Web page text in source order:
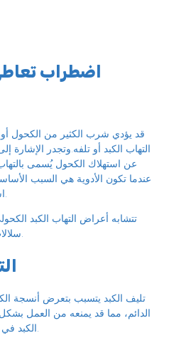
اضطراب
قد يؤدي شرب الكثير من الكحول
التهاب الكبد أو تلفه.وتجدر الإشارة
عن استهلاك الكحول يُسمى
عندما تكون الأدوية هي السبب
اسم التهاب الكبد السام.
تتشابه أعراض التهاب الكبد
سلالات التهاب الكبد الأخرى.
تليف الكبد يتسبب بتعرض أنسجة
الدائم، مما قد يمنعه من العمل
الكبد في النهاية إلى فشل الكبد.